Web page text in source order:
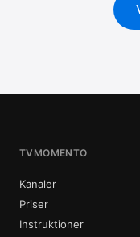
TVMOMENTO
Kanaler
Priser
Instruktioner